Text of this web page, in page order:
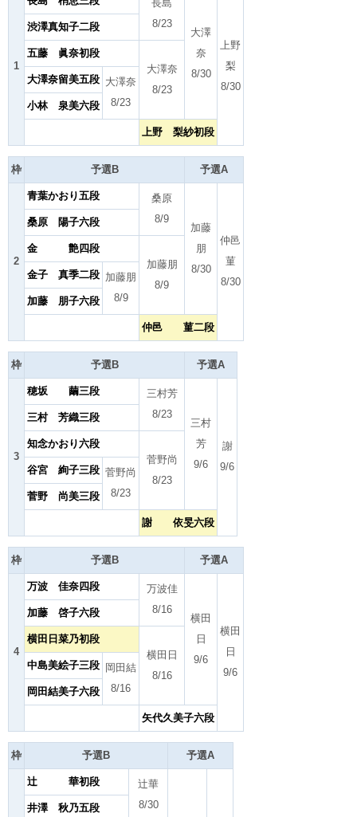
1
長島
8/23
大澤
奈
8/30
上野
梨
8/30
渋澤真知子二段
五藤 眞奈初段
大澤奈
8/23
大澤奈留美五段 大澤奈
8/23
小林 泉美六段
上野 梨紗初段
枠 予選B 予選A
2
青葉かおり五段
桑原
8/9
加藤
朋
8/30
仲邑
菫
8/30
桑原 陽子六段
金 艶四段
加藤朋
8/9
金子 真季二段 加藤朋
8/9
加藤 朋子六段
仲邑 菫二段
枠 予選B 予選A
3
穂坂 繭三段
三村芳
8/23
三村
芳
9/6
謝
9/6
三村 芳織三段
知念かおり六段
菅野尚
8/23
谷宮 絢子三段 菅野尚
8/23
菅野 尚美三段
謝 依旻六段
枠 予選B 予選A
4
万波 佳奈四段
万波佳
8/16
横田
日
9/6
横田
日
9/6
加藤 啓子六段
横田日菜乃初段
横田日
8/16
中島美絵子三段 岡田結
8/16
岡田結美子六段
矢代久美子六段
枠 予選B 予選A
辻 華初段
辻華
8/30
井澤 秋乃五段